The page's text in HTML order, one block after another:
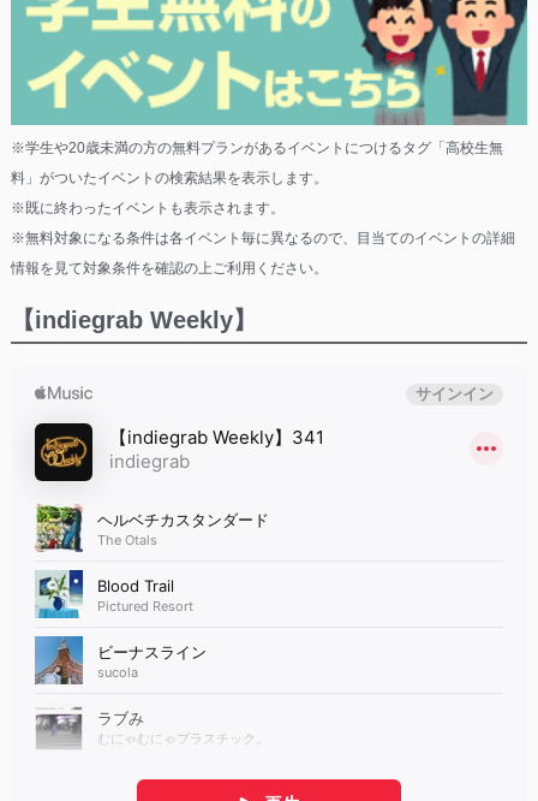
※学生や20歳未満の方の無料プランがあるイベントにつけるタグ「高校生無
料」がついたイベントの検索結果を表示します。
※既に終わったイベントも表示されます。
※無料対象になる条件は各イベント毎に異なるので、目当てのイベントの詳細
情報を見て対象条件を確認の上ご利用ください。
【indiegrab Weekly】